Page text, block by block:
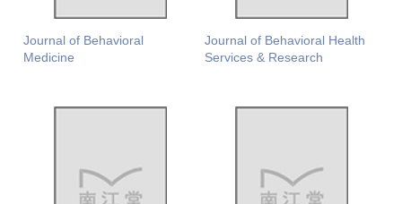
Journal of Behavioral
Medicine
Journal of Behavioral Health
Services & Research